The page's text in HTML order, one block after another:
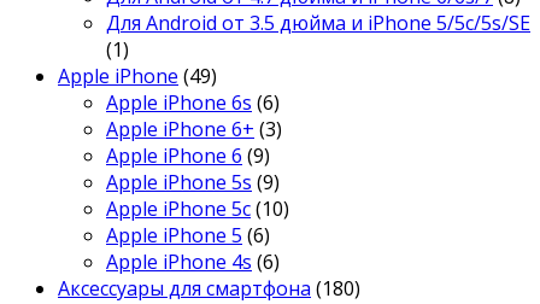
Для Android от 3.5 дюйма и iPhone 5/5c/5s/SE
(1)
Apple iPhone (49)
Apple iPhone 6s (6)
Apple iPhone 6+ (3)
Apple iPhone 6 (9)
Apple iPhone 5s (9)
Apple iPhone 5c(10)
Apple iPhone 5 (6)
Apple iPhone 4s (6)
Аксессуары для смартфона (180)